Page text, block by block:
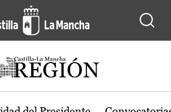
la región de Castilla-